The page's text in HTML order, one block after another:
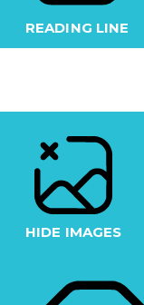
READING LINE
HIDE IMAGES